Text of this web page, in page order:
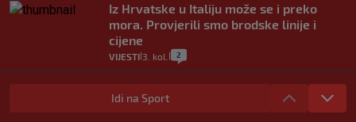
Iz Hrvatske u Italiju može se i preko
mora. Provjerili smo brodske linije i
cijene
VIJESTI 3. kol. 2
Uzgajivač objasnio zašto kilogram
rajčica košta deset eura: "Nećete ih
vidjeti na akcijama u trgovinama"
Idi na Sport